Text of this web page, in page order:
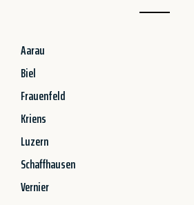
Aarau
Biel
Frauenfeld
Kriens
Luzern
Schaffhausen
Vernier